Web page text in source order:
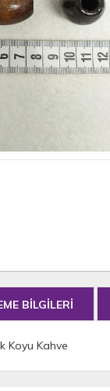
BİLGİLERİ
Koyu Kahve